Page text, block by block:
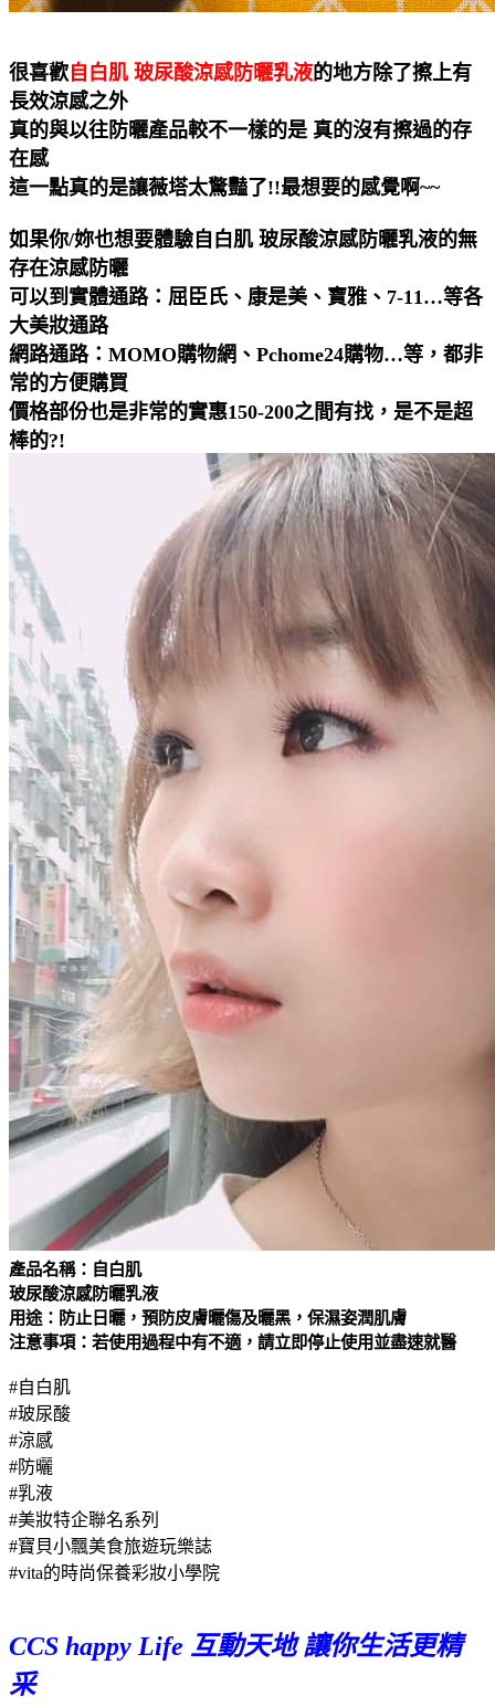
很喜歡自白肌 玻尿酸涼感防曬乳液的地方除了擦上有
長效涼感之外
真的與以往防曬產品較不一樣的是 真的沒有擦過的存
在感
這一點真的是讓薇塔太驚豔了!!最想要的感覺啊~~
如果你/妳也想要體驗自白肌 玻尿酸涼感防曬乳液的無
存在涼感防曬
可以到實體通路：屈臣氏、康是美、寶雅、7-11…等各
大美妝通路
網路通路：MOMO購物網、Pchome24購物…等，都非
常的方便購買
價格部份也是非常的實惠150-200之間有找，是不是超
棒的?!
產品名稱：自白肌
玻尿酸涼感防曬乳液
用途：防止日曬， 預防皮膚曬傷及曬黑，保濕姿潤肌膚
注意事項：若使用過程中有不適，請立即停止使用並盡速就醫
#自白肌
#玻尿酸
#涼感
#防曬
#乳液
#美妝特企聯名系列
#寶貝小飄美食旅遊玩樂誌
#vita的時尚保養彩妝小學院
CCS happy Life 互動天地 讓你生活更精
采